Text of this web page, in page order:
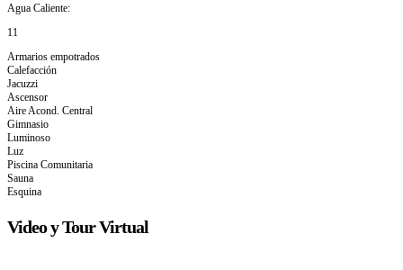
Agua Caliente:
11
Armarios empotrados
Calefacción
Jacuzzi
Ascensor
Aire Acond. Central
Gimnasio
Luminoso
Luz
Piscina Comunitaria
Sauna
Esquina
Video y Tour Virtual